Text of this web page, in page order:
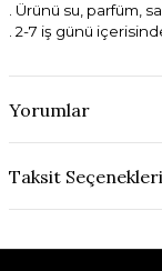
. Ürünü su, parfüm,
. 2-7 iş günü
Yorumlar
Taksit Seçenekleri